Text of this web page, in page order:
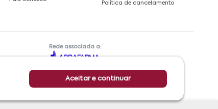
Aceitar e continuar
Política de cancelamento
Rede associada a: